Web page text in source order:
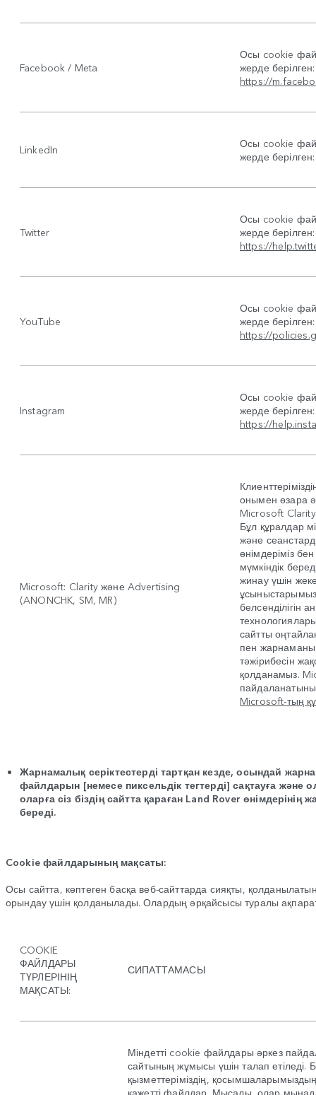
Facebook / Meta
Осы cookie
жерде берілген:
https://
LinkedIn
Осы cookie
жерде
Twitter
Осы cookie
жерде берілген:
https://
YouTube
Осы cookie
жерде берілген:
https://
Instagram
Осы cookie
жерде берілген:
https://
Microsoft: Clarity және Advertising
(ANONCHK, SM, MR)
онымен өзара
Microsoft
Бұл құралдар
және
өнімдеріміз
мүмкіндік
жинау үшін
белсенділігін
сайтты
пен
тәжірибесін
қолданамыз.
Microsoft-тың
Жарнамалық серіктестерді тартқан кезде, осындай
файлдарын [немесе пиксельдік тегтерді] сақтауға және
оларға сіз біздің сайтта қараған Land Roverөнімдерінің
береді.
Cookie файлдарының мақсаты:
Осы сайтта, көптеген басқа веб-сайттарда сияқты,
орындау үшін қолданылады. Олардың әрқайсысы туралы ақпарат
COOKIE
ФАЙЛДАРЫ
ТҮРЛЕРІНІҢ
МАҚСАТЫ:
СИПАТТАМАСЫ
Міндетті cookie файлдары әркез
сайтының жұмысы үшін талап етіледі.
қызметтеріміздің,